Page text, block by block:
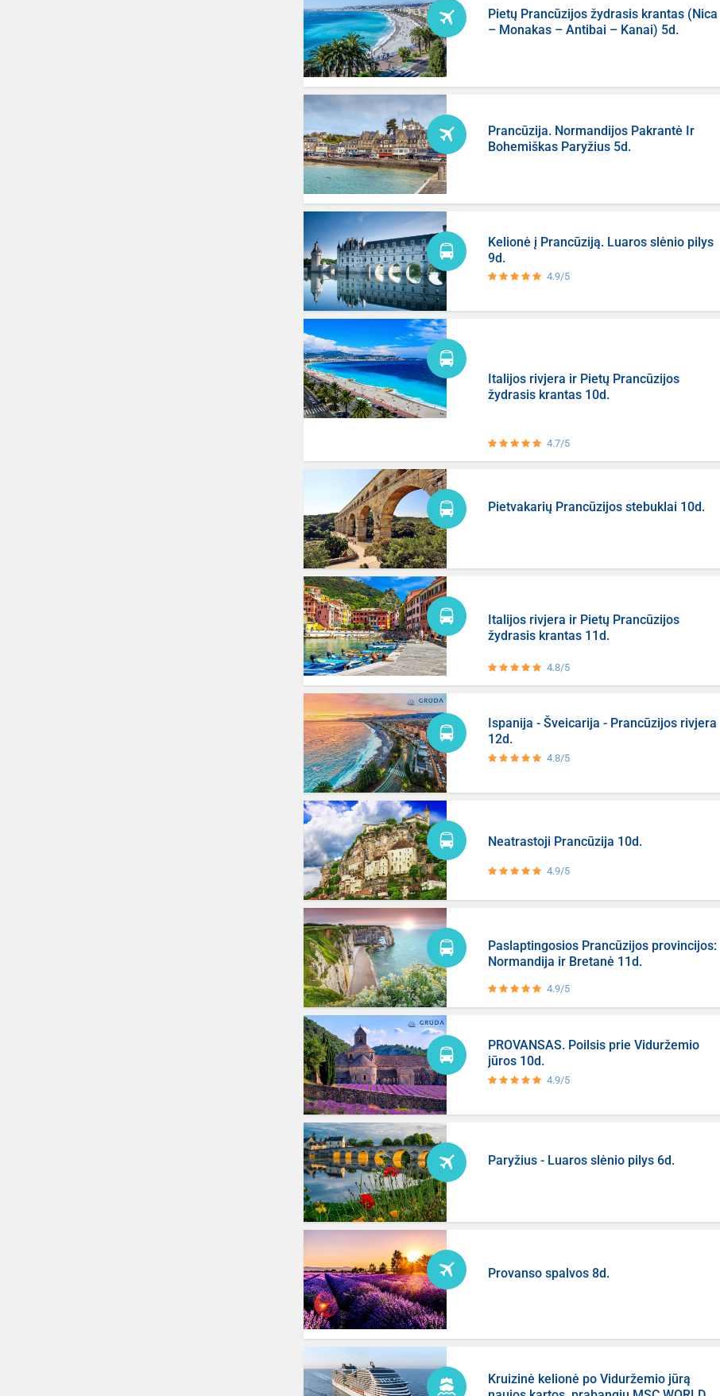
Pietų Prancūzijos žydrasis krantas (Nica
– Monakas – Antibai – Kanai) 5d.
Prancūzija. Normandijos Pakrantė Ir
Bohemiškas Paryžius 5d.
4.9/5
Kelionė į Prancūziją. Luaros slėnio pilys
9d.
4.7/5
Italijos rivjera ir Pietų Prancūzijos
žydrasis krantas 10d.
Pietvakarių Prancūzijos stebuklai 10d.
4.8/5
Italijos rivjera ir Pietų Prancūzijos
žydrasis krantas 11d.
4.8/5
Ispanija - Šveicarija - Prancūzijos rivjera
12d.
4.9/5
Neatrastoji Prancūzija 10d.
4.9/5
Paslaptingosios Prancūzijos provincijos:
Normandija ir Bretanė 11d.
4.9/5
PROVANSAS. Poilsis prie Viduržemio
jūros 10d.
Paryžius - Luaros slėnio pilys 6d.
Provanso spalvos 8d.
Kruizinė kelionė po Viduržemio jūrą